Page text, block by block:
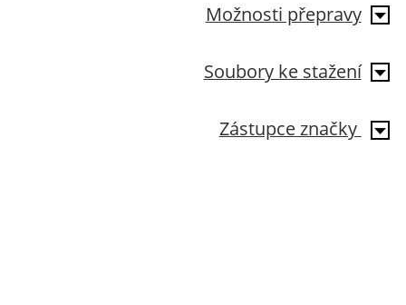
Možnosti přepravy
Soubory ke stažení
Zástupce značky